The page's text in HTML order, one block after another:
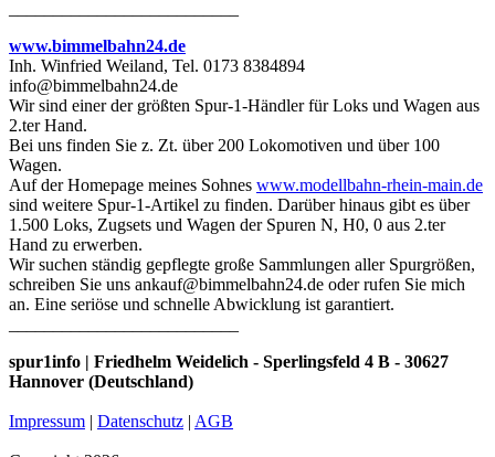
www.bimmelbahn24.de
Inh. Winfried Weiland, Tel. 0173 8384894
info@bimmelbahn24.de
Wir sind einer der größten Spur-1-Händler für Loks und Wagen aus
2.ter Hand.
Bei uns finden Sie z. Zt. über 200 Lokomotiven und über 100
Wagen.
Auf der Homepage meines Sohnes www.modellbahn-rhein-main.de
sind weitere Spur-1-Artikel zu finden. Darüber hinaus gibt es über
1.500 Loks, Zugsets und Wagen der Spuren N, H0, 0 aus 2.ter
Hand zu erwerben.
Wir suchen ständig gepflegte große Sammlungen aller Spurgrößen,
schreiben Sie uns ankauf@bimmelbahn24.de oder rufen Sie mich
an. Eine seriöse und schnelle Abwicklung ist garantiert.
spur1info | Friedhelm Weidelich - Sperlingsfeld 4 B - 30627
Hannover (Deutschland)
Impressum | Datenschutz | AGB